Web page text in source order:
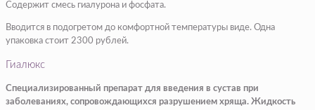
Содержит смесь гиалурона и фосфата.
Вводится в подогретом до комфортной температуры виде. Одна
упаковка стоит 2300 рублей.
Гиалюкс
Специализированный препарат для введения в сустав при
заболеваниях, сопровождающихся разрушением хряща. Жидкость